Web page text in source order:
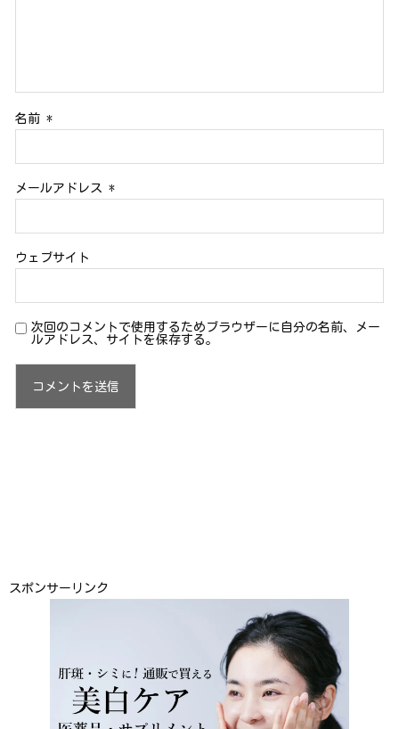
名前 *
メールアドレス *
ウェブサイト
次回のコメントで使用するためブラウザーに自分の名前、メー
ルアドレス、サイトを保存する。
スポンサーリンク